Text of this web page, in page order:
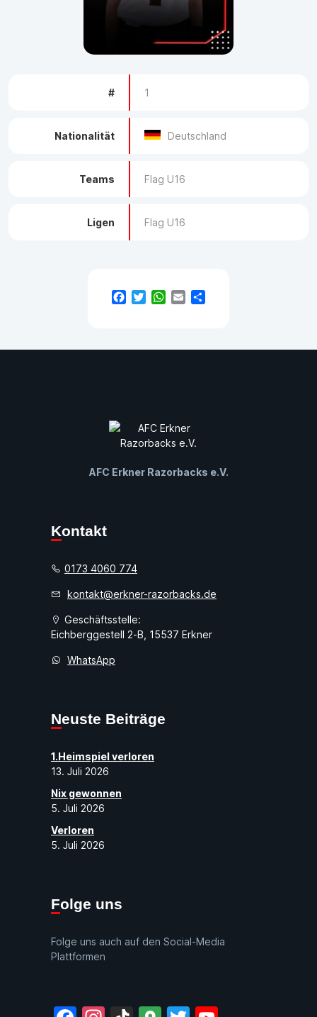
# 1
Nationalität Deutschland
Teams Flag U16
Ligen Flag U16
Facebook
TwitterWhatsApp
Email
AFC Erkner Razorbacks e.V.
Kontakt
0173 4060 774
kontakt@erkner-razorbacks.de
Geschäftsstelle:
Eichberggestell 2-B, 15537 Erkner
WhatsApp
Neuste Beiträge
1.Heimspiel verloren
13. Juli 2026
Nix gewonnen
5. Juli 2026
Verloren
5. Juli 2026
Folge uns
Folge uns auch auf den Social-Media
Plattformen